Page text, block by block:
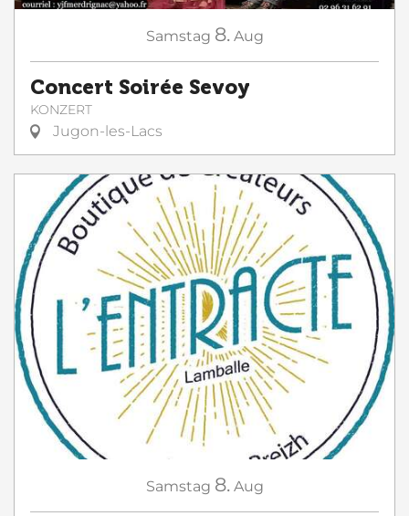
Samstag 8. Aug
Concert Soirée Sevoy
KONZERT
Jugon-les-Lacs
Samstag 8. Aug